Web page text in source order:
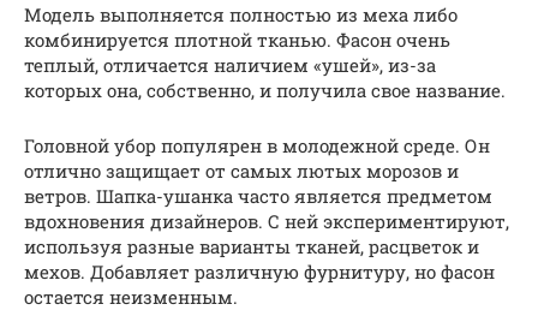
Модель выполняется полностью из меха либо
комбинируется плотной тканью. Фасон очень
теплый, отличается наличием «ушей», из-за
которых она, собственно, и получила свое название.
Головной убор популярен в молодежной среде. Он
отлично защищает от самых лютых морозов и
ветров. Шапка-ушанка часто является предметом
вдохновения дизайнеров. С ней экспериментируют,
используя разные варианты тканей, расцветок и
мехов. Добавляет различную фурнитуру, но фасон
остается неизменным.